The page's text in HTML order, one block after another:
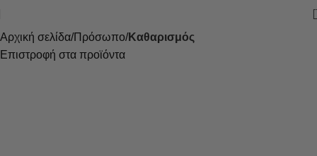
Αρχική σελίδα Πρόσωπο Καθαρισμός
Επιστροφή στα προϊόντα